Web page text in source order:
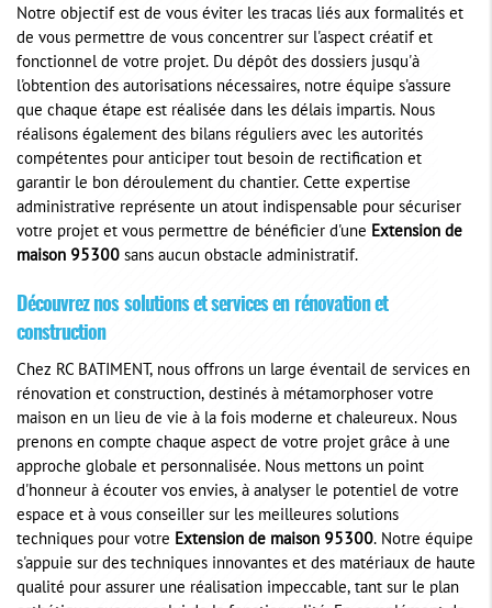
Notre objectif est de vous éviter les tracas liés aux formalités et
de vous permettre de vous concentrer sur l'aspect créatif et
fonctionnel de votre projet. Du dépôt des dossiers jusqu'à
l'obtention des autorisations nécessaires, notre équipe s'assure
que chaque étape est réalisée dans les délais impartis. Nous
réalisons également des bilans réguliers avec les autorités
compétentes pour anticiper tout besoin de rectification et
garantir le bon déroulement du chantier. Cette expertise
administrative représente un atout indispensable pour sécuriser
votre projet et vous permettre de bénéficier d'une
Extension de
maison 95300 sans aucun obstacle administratif.
Découvrez nos solutions et services en rénovation et
construction
Chez RC BATIMENT, nous offrons un large éventail de services en
rénovation et construction, destinés à métamorphoser votre
maison en un lieu de vie à la fois moderne et chaleureux. Nous
prenons en compte chaque aspect de votre projet grâce à une
approche globale et personnalisée. Nous mettons un point
d'honneur à écouter vos envies, à analyser le potentiel de votre
espace et à vous conseiller sur les meilleures solutions
techniques pour votre
Extension de maison 95300. Notre équipe
s'appuie sur des techniques innovantes et des matériaux de haute
qualité pour assurer une réalisation impeccable, tant sur le plan